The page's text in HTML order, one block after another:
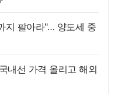
지 팔아라"… 양도세 중
내선 가격 올리고 해외